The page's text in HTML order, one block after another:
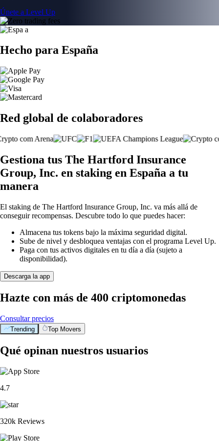
Únete a Level Up
Hecho para España
Red global de colaboradores
Gestiona tus The Hartford Insurance
Group, Inc. en staking en España a tu
manera
El staking de The Hartford Insurance Group, Inc. va más allá de
conseguir recompensas. Descubre todo lo que puedes hacer:
Almacena tus tokens bajo la máxima seguridad digital.
Sube de nivel y desbloquea ventajas con el programa Level Up.
Paga con tus activos digitales en tu día a día (sujeto a
disponibilidad).
Descarga la app
Hazte con más de 400 criptomonedas
Consultar precios
Trending Top Movers
Qué opinan nuestros usuarios
4.7
320k Reviews